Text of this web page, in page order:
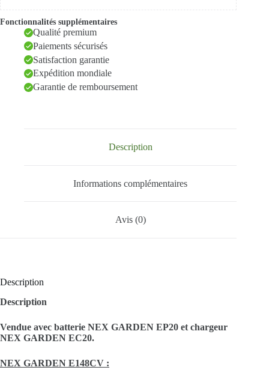
Fonctionnalités supplémentaires
Qualité premium
Paiements sécurisés
Satisfaction garantie
Expédition mondiale
Garantie de remboursement
Description
Informations complémentaires
Avis (0)
Description
Description
Vendue avec batterie NEX GARDEN EP20 et chargeur
NEX GARDEN EC20.
NEX GARDEN E148CV :